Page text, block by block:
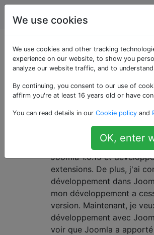
Joomla
Questions
«module»
4
Tutoriel de
d'extension Joomla
développeur débutant
J'ai beaucoup travaillé
Joomla 1.0.15 et
extensions. De plus, j'ai
développement dans
mon développement a
version. Maintenant, je
développement avec
voir que Joomla a
We use cookies
We use cookies and other tracking
experience on our website, to show you
analyze our website traffic, and to
By continuing, you consent to our use of
affirm you're at least 16 years old or have
You can read details in our Cookie policy and
OK, enter